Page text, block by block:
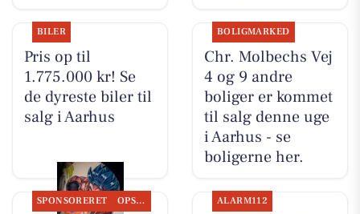
BILER
Pris op til
1.775.000 kr! Se
de dyreste biler til
salg i Aarhus
BOLIGMARKED
Chr. Molbechs Vej
4 og 9 andre
boliger er kommet
til salg denne uge
i Aarhus - se
boligerne her.
SPONSORERET OPSLAGSTAVLEN ALARM112